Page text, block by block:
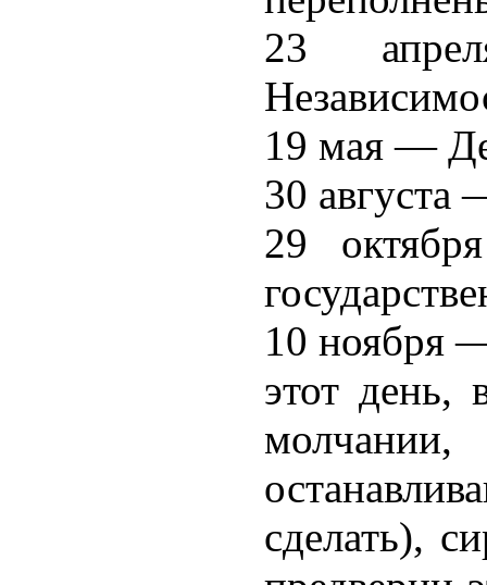
23
19 мая —
30
29
10 ноября
этот день,
сделать),